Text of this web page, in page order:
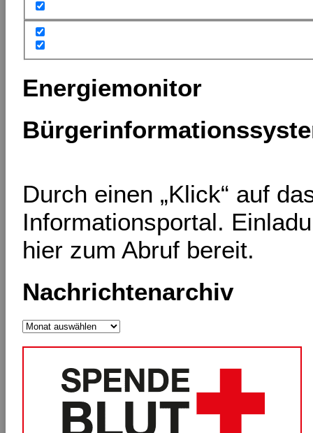
Energiemonitor
Durch einen „Klick“ auf
Informationsportal.
hier zum Abruf bereit.
Nachrichtenarchiv
Nachrichtenarchiv